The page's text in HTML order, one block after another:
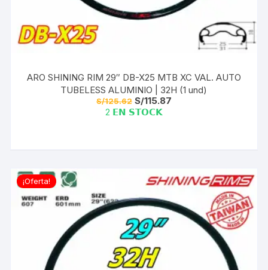
ARO SHINING RIM 29″ DB-X25 MTB XC VAL. AUTO
TUBELESS ALUMINIO | 32H (1 und)
S/125.62 El
precio
original
S/115.87El
2 𝗘𝗡 𝗦𝗧𝗢𝗖𝗞
¡Oferta!